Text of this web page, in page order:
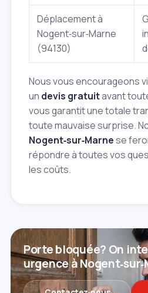
Déplacement à
Nogent‑sur‑Marne
(94130)
Nous vous encourageons
un devis gratuitavant
vous garantit une totale
toute mauvaise surprise.
Nogent‑sur‑Marnese
répondre à toutes vos
les coûts.
Porte bloquée? On
urgence à